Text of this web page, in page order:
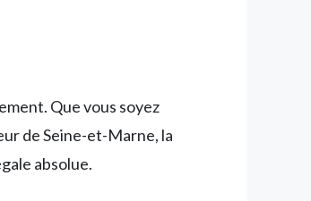
Que vous soyez
de Seine-et-Marne, la
absolue.